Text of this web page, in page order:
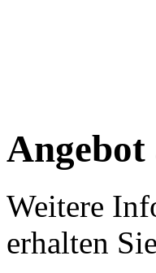
Weitere
erhalten